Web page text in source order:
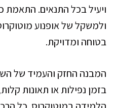
ויעיל בכל התנאים. התאמת
ולמשקל של אופנוע
בטוחה ומדויקת.
המבנה החזק והעמיד של
בזמן נפילות או תאונות